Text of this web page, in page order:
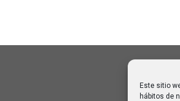
Este sitio
hábitos de